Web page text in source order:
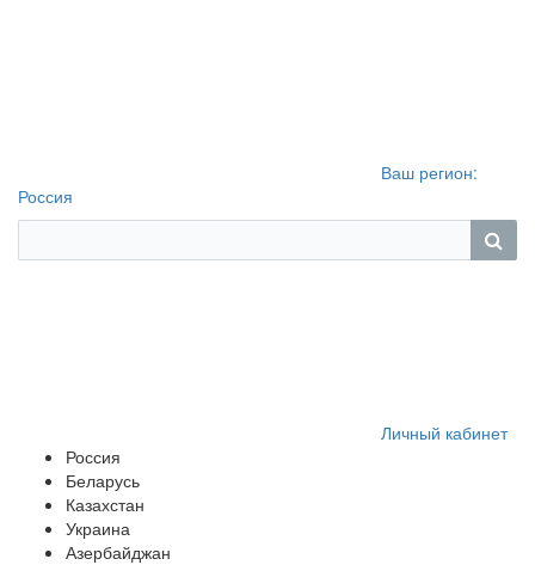
Ваш регион:
Россия
Личный кабинет
Россия
Беларусь
Казахстан
Украина
Азербайджан